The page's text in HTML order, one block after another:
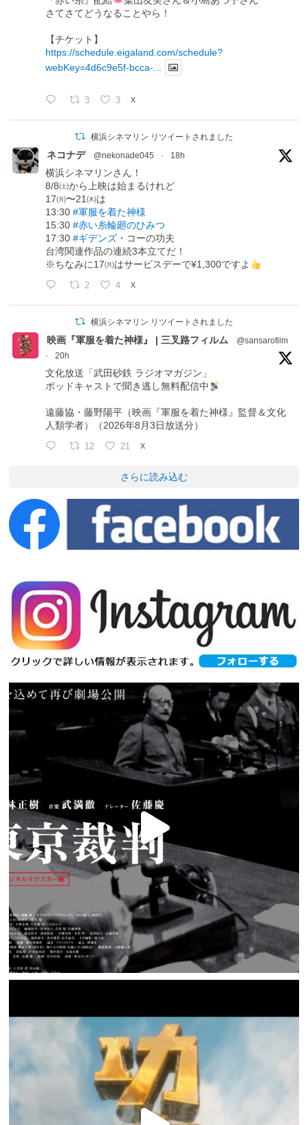
さてさてどうなることやら！
【チケット】
https://schedule.eigaland.com/schedule?
webKey=4d6c9e5f-bcca-...
3 3 X
横浜シネマリン リツイートされました
ネコナデ @nekonade045 · 18h
横浜シネマリンさん！
8/8㈯から上映は始まるけれど
17㈪〜21㈭は
13:30#軍服を着た神様
15:30#赤い糸輪廻のひみつ
17:30#ギデンズ ・コーの功夫
台湾関連作品の連続3本立てだ！
※ちなみに17㈪はサービスデーで¥1,300ですよ
2 4 X
横浜シネマリン リツイートされました
映画『軍服を着た神様』 | 三叉路フィルム
@sansarofilm
·
20h
文化放送「武田砂鉄 ラジオマガジン」
ポッドキャストで聞き逃し無料配信中
遠藤協・藤野陽平（映画『軍服を着た神様』監督＆文化
人類学者）（2026年8月3日放送分）
12 21 X
さらに読み込む